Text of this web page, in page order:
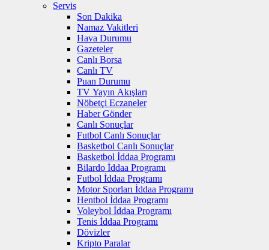
Servis
Son Dakika
Namaz Vakitleri
Hava Durumu
Gazeteler
Canlı Borsa
Canlı TV
Puan Durumu
TV Yayın Akışları
Nöbetçi Eczaneler
Haber Gönder
Canlı Sonuçlar
Futbol Canlı Sonuçlar
Basketbol Canlı Sonuçlar
Basketbol İddaa Programı
Bilardo İddaa Programı
Futbol İddaa Programı
Motor Sporları İddaa Programı
Hentbol İddaa Programı
Voleybol İddaa Programı
Tenis İddaa Programı
Dövizler
Kripto Paralar